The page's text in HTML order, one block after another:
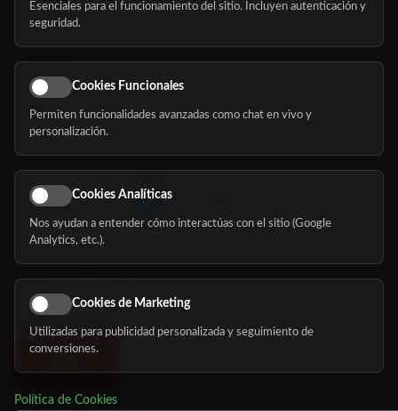
Buscador de residencias
Eventos
Nosotros
Síguenos
Esenciales para el funcionamiento del sitio. Incluyen autenticación y
seguridad.
Cookies Funcionales
Permiten funcionalidades avanzadas como chat en vivo y
personalización.
Cookies Analíticas
Nos ayudan a entender cómo interactúas con el sitio (Google
Analytics, etc.).
Cookies de Marketing
Utilizadas para publicidad personalizada y seguimiento de
conversiones.
Política de Cookies